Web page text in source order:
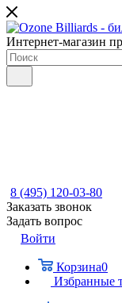
Интернет-магазин
8 (495) 120-03-80
Заказать звонок
Задать вопрос
Войти
Корзина0
Избранные